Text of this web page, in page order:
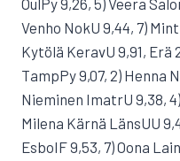
OulPy 9,26, 5) Veera
Venho NokU 9,44, 7)
Kytölä KeravU 9,91, Erä
TampPy 9,07, 2) Henna
Nieminen ImatrU 9,38,
Milena Kärnä LänsUU
EsboIF 9,53, 7) Oona